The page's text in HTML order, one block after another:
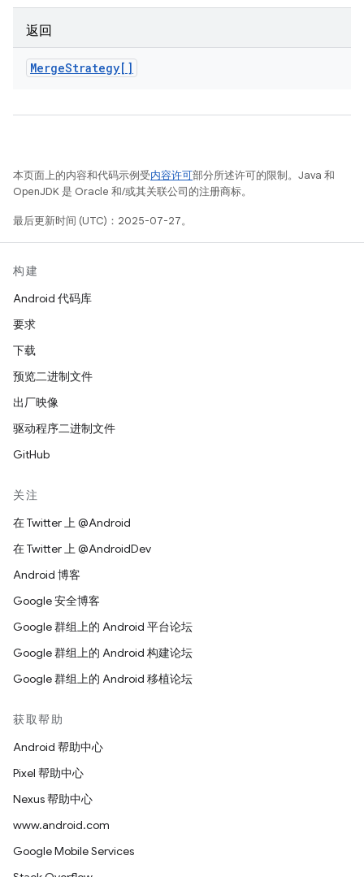
返回
MergeStrategy[]
本页面上的内容和代码示例受内容许可部分所述许可的限制。Java 和
OpenJDK 是 Oracle 和/或其关联公司的注册商标。
最后更新时间 (UTC)：2025-07-27。
构建
Android 代码库
要求
下载
预览二进制文件
出厂映像
驱动程序二进制文件
GitHub
关注
在 Twitter 上 @Android
在 Twitter 上 @AndroidDev
Android 博客
Google 安全博客
Google 群组上的 Android 平台论坛
Google 群组上的 Android 构建论坛
Google 群组上的 Android 移植论坛
获取帮助
Android 帮助中心
Pixel 帮助中心
Nexus 帮助中心
www.android.com
Google Mobile Services